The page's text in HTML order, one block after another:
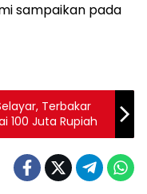
sampaikan pada
Terbakar
100 Juta Rupiah